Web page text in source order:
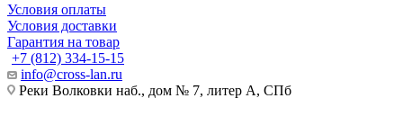
Условия оплаты
Условия доставки
Гарантия на товар
+7 (812) 334-15-15
info@cross-lan.ru
Реки Волковки наб., дом № 7, литер А, СПб